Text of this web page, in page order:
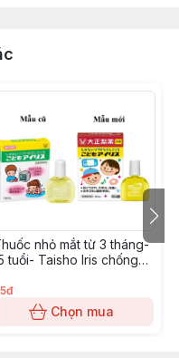
các thành phần
B2 giúp điều tiết thị
trạng mỏi mắt,
dụng máy tính. Bên
giúp bảo vệ giác
B6, sản phẩm
nhỏ mắt từ 3 tháng-
tuổi- Taisho Iris chống
cho bé 14ml
Chọn mua